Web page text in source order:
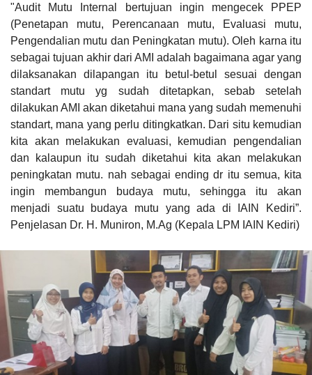
"Audit Mutu Internal bertujuan ingin mengecek PPEP
(Penetapan mutu, Perencanaan mutu, Evaluasi mutu,
Pengendalian mutu dan Peningkatan mutu). Oleh karna itu
sebagai tujuan akhir dari AMI adalah bagaimana agar yang
dilaksanakan dilapangan itu betul-betul sesuai dengan
standart mutu yg sudah ditetapkan, sebab setelah
dilakukan AMI akan diketahui mana yang sudah memenuhi
standart, mana yang perlu ditingkatkan. Dari situ kemudian
kita akan melakukan evaluasi, kemudian pengendalian
dan kalaupun itu sudah diketahui kita akan melakukan
peningkatan mutu. nah sebagai ending dr itu semua, kita
ingin membangun budaya mutu, sehingga itu akan
menjadi suatu budaya mutu yang ada di IAIN Kediri”.
Penjelasan Dr. H. Muniron, M.Ag (Kepala LPM IAIN Kediri)